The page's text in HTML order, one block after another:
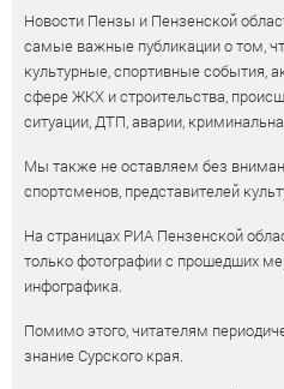
Новости Пензы и Пензенской
самые важные публикации о том,
культурные, спортивные события,
сфере ЖКХ и строительства,
ситуации, ДТП, аварии,
Мы также не оставляем без
спортсменов, представителей
На страницах РИА Пензенской
только фотографии с прошедших
инфографика.
Помимо этого, читателям
знание Сурского края.